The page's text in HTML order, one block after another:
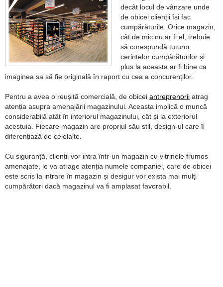
decât locul de vânzare unde
de obicei clienții își fac
cumpărăturile. Orice magazin,
cât de mic nu ar fi el, trebuie
să corespundă tuturor
cerințelor cumpărătorilor și
plus la aceasta ar fi bine ca
imaginea sa să fie originală în raport cu cea a concurenților.
Pentru a avea o reușită comercială, de obicei antreprenorii atrag
atenția asupra amenajării magazinului. Aceasta implică o muncă
considerabilă atât în interiorul magazinului, cât și la exteriorul
acestuia. Fiecare magazin are propriul său stil, design-ul care îl
diferențiază de celelalte.
Cu siguranță, clienții vor intra într-un magazin cu vitrinele frumos
amenajate, le va atrage atenția numele companiei, care de obicei
este scris la intrare în magazin și desigur vor exista mai mulți
cumpărători dacă magazinul va fi amplasat favorabil.